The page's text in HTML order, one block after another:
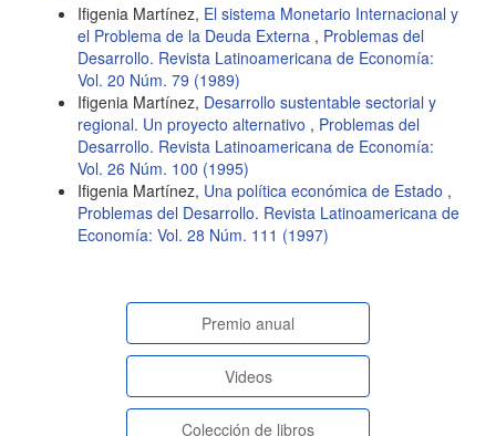
Ifigenia Martínez, El sistema Monetario Internacional y
el Problema de la Deuda Externa , Problemas del
Desarrollo. Revista Latinoamericana de Economía:
Vol. 20 Núm. 79 (1989)
Ifigenia Martínez, Desarrollo sustentable sectorial y
regional. Un proyecto alternativo , Problemas del
Desarrollo. Revista Latinoamericana de Economía:
Vol. 26 Núm. 100 (1995)
Ifigenia Martínez, Una política económica de Estado ,
Problemas del Desarrollo. Revista Latinoamericana de
Economía: Vol. 28 Núm. 111 (1997)
paginasespeciales
Premio anual
Videos
Colección de libros